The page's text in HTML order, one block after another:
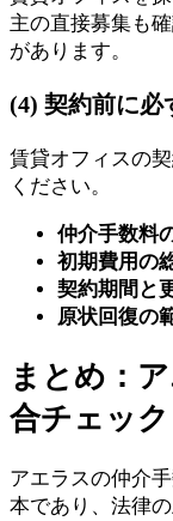
主の直接募集も
があります。
(4) 契約前に必
賃貸オフィスの
ください。
仲介手数料
初期費用の
契約期間と
原状回復の
まとめ：
合チェッ
アエラスの仲介
本であり、法律